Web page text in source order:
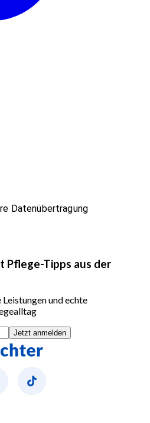
Datenübertragung
Pflege-Tipps aus der
und echte
Jetzt anmelden